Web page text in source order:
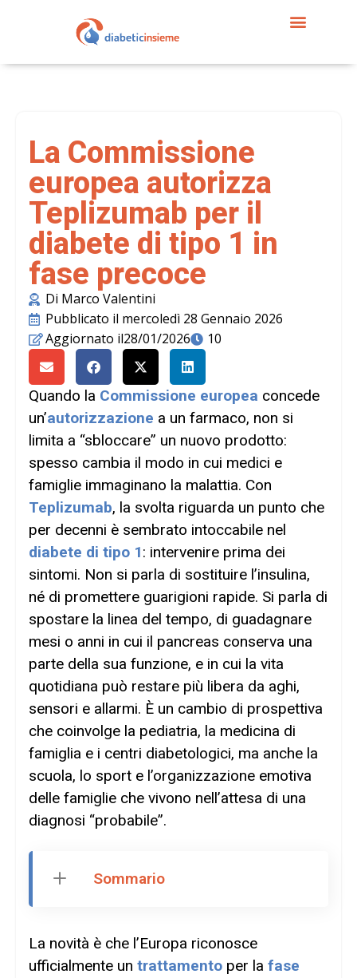
La Commissione
europea autorizza
Teplizumab per il
diabete di tipo 1 in
fase precoce
Di Marco Valentini
Pubblicato il mercoledì 28 Gennaio 2026
Aggiornato il28/01/2026
10
Quando la Commissione europea concede
un’autorizzazione a un farmaco, non si
limita a “sbloccare” un nuovo prodotto:
spesso cambia il modo in cui medici e
famiglie immaginano la malattia. Con
Teplizumab, la svolta riguarda un punto che
per decenni è sembrato intoccabile nel
diabete di tipo 1: intervenire prima dei
sintomi. Non si parla di sostituire l’insulina,
né di promettere guarigioni rapide. Si parla di
spostare la linea del tempo, di guadagnare
mesi o anni in cui il pancreas conserva una
parte della sua funzione, e in cui la vita
quotidiana può restare più libera da aghi,
sensori e allarmi. È un cambio di prospettiva
che coinvolge la pediatria, la medicina di
famiglia e i centri diabetologici, ma anche la
scuola, lo sport e l’organizzazione emotiva
delle famiglie che vivono nell’attesa di una
diagnosi “probabile”.
Sommario
La novità è che l’Europa riconosce
ufficialmente un trattamento per la fase